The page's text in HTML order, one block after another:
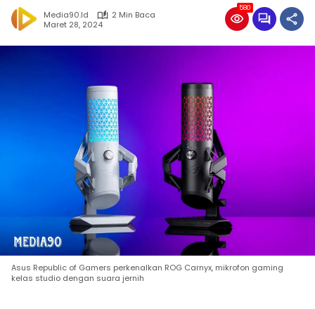
Media90.id
2 Min Baca
Maret 28, 2024
580
Asus Republic of Gamers perkenalkan ROG Carnyx, mikrofon gaming
kelas studio dengan suara jernih